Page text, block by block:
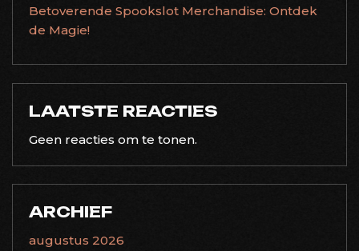
Betoverende Spookslot Merchandise: Ontdek
de Magie!
LAATSTE REACTIES
Geen reacties om te tonen.
ARCHIEF
augustus 2026